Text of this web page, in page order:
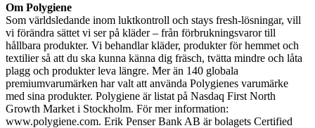
Om Polygiene
Som världsledande inom luktkontroll och stays fresh-lösningar, vill
vi förändra sättet vi ser på kläder – från förbrukningsvaror till
hållbara produkter. Vi behandlar kläder, produkter för hemmet och
textilier så att du ska kunna känna dig fräsch, tvätta mindre och låta
plagg och produkter leva längre. Mer än 140 globala
premiumvarumärken har valt att använda Polygienes varumärke
med sina produkter. Polygiene är listat på Nasdaq First North
Growth Market i Stockholm. För mer information:
www.polygiene.com. Erik Penser Bank AB är bolagets Certified